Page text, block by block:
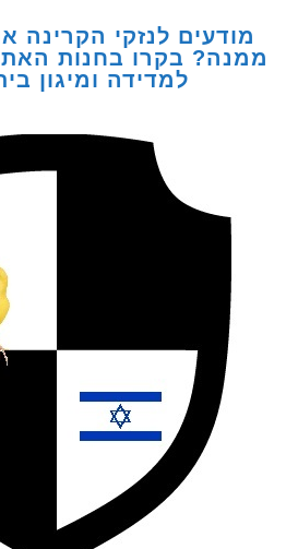
לנזקי הקרינה או
בקרו בחנות האתר
למדידה ומיגון ביתי